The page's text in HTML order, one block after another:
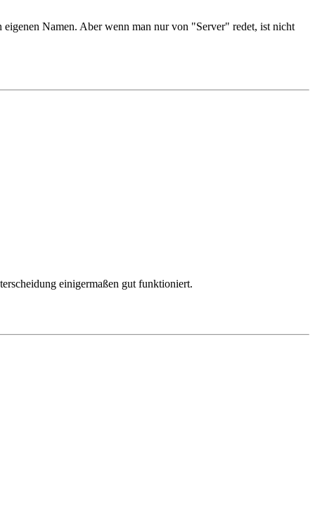
Namen. Aber wenn man nur von "Server" redet, ist nicht
einigermaßen gut funktioniert.